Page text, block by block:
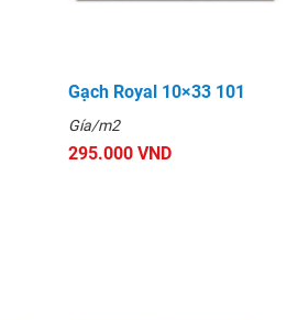
Gạch Royal 10×33 101
Gía/m2
295.000 VND